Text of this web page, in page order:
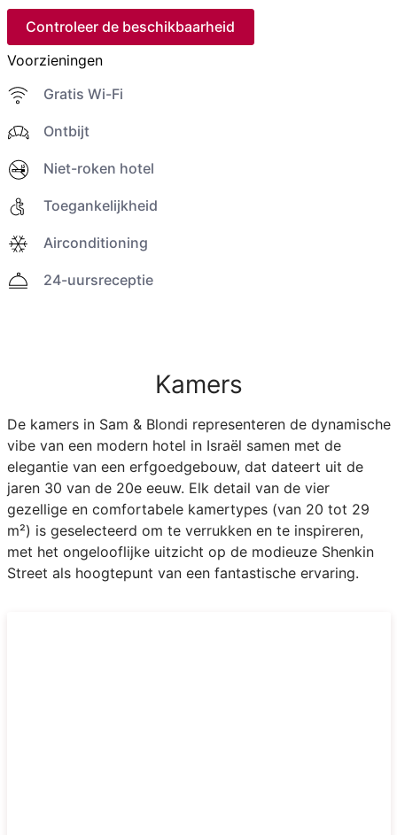
Controleer de beschikbaarheid
Voorzieningen
Gratis Wi-Fi
Ontbijt
Niet-roken hotel
Toegankelijkheid
Airconditioning
24-uursreceptie
Kamers
De kamers in Sam & Blondi representeren de dynamische
vibe van een modern hotel in Israël samen met de
elegantie van een erfgoedgebouw, dat dateert uit de
jaren 30 van de 20e eeuw. Elk detail van de vier
gezellige en comfortabele kamertypes (van 20 tot 29
m²) is geselecteerd om te verrukken en te inspireren,
met het ongelooflijke uitzicht op de modieuze Shenkin
Street als hoogtepunt van een fantastische ervaring.